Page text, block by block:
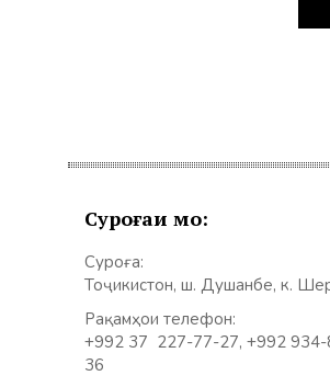
Суроғаи мо:
Суроға:
Тоҷикистон, ш. Душанбе, к.
Рақамҳои телефон:
+992 37 227-77-27, +992
36